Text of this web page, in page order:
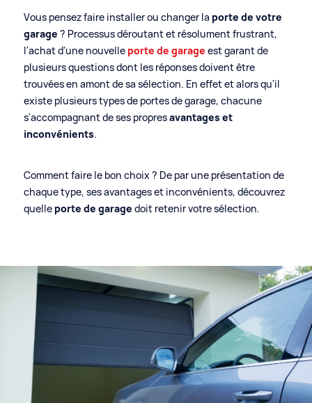
Vous pensez faire installer ou changer la porte de votre
garage ? Processus déroutant et résolument frustrant,
l'achat d'une nouvelle porte de garage est garant de
plusieurs questions dont les réponses doivent être
trouvées en amont de sa sélection. En effet et alors qu'il
existe plusieurs types de portes de garage, chacune
s'accompagnant de ses propresavantages et
inconvénients.
Comment faire le bon choix ? De par une présentation de
chaque type, ses avantages et inconvénients, découvrez
quelle porte de garage doit retenir votre sélection.